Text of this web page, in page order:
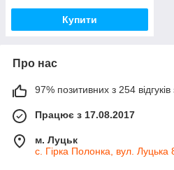
Купити
Про нас
97% позитивних з 254 відгуків
Працює з 17.08.2017
м. Луцьк
с. Гірка Полонка, вул. Луцька